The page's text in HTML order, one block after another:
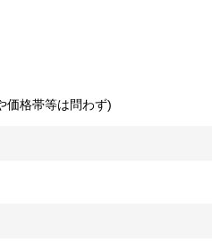
価格帯等は問わず)